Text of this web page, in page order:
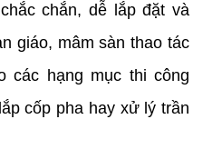
chắn, dễ lắp đặt và
giáo, mâm sàn thao tác
các hạng mục thi công
cốp pha hay xử lý trần